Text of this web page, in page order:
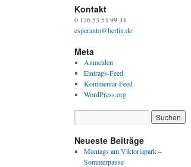
Kontakt
0 176 53 54 99 34
esperanto@berlin.de
Meta
Anmelden
Eintrags-Feed
Kommentar-Feed
WordPress.org
Neueste Beiträge
Montags am Viktoriapark –
Sommerpause